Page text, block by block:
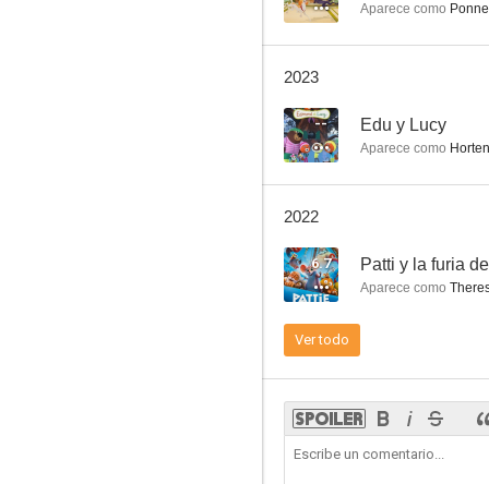
Aparece como Ponne
2023
-- Edu y Lucy
Aparece como
2022
6.7 Patti y la furia
Aparece como
Ver todo